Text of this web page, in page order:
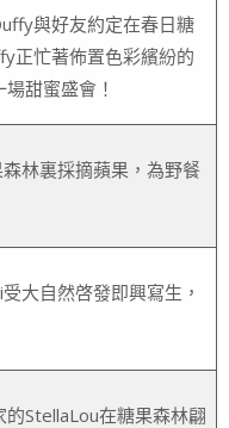
與好友約定在春日糖
正忙著佈置色彩繽紛的
甜蜜盛會！
林裏採摘蘋果，為野餐
大自然啓發即興寫生，
StellaLou在糖果森林翩